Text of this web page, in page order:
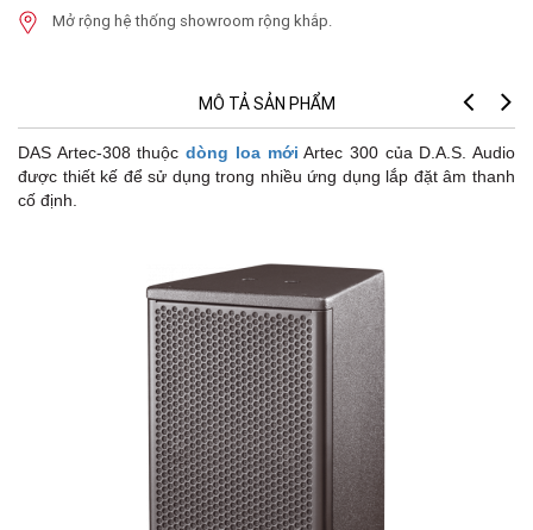
Mở rộng hệ thống showroom rộng khắp.
MÔ TẢ SẢN PHẨM
DAS Artec-308 thuộcdòng loa mới Artec 300 của D.A.S. Audio
được thiết kế để sử dụng trong nhiều ứng dụng lắp đặt âm thanh
cố định.